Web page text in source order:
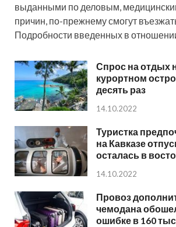
выданными по деловым,
причин, по-прежнему смогут
Подробности введенных в
Спрос на отдых
курортном
десять раз
14.10.2022
Туристка
на Кавказе
осталась в
14.10.2022
Провоз
чемодана
ошибке в 160